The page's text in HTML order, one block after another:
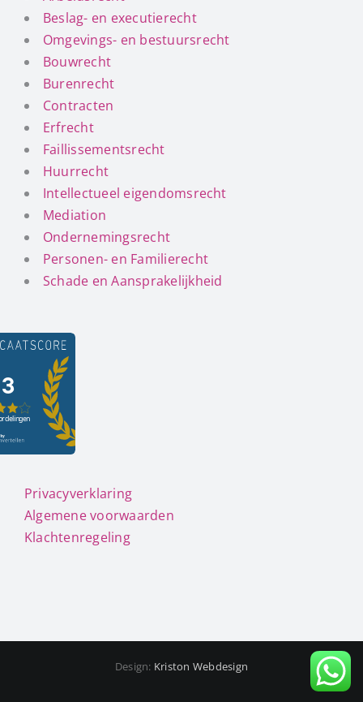
Beslag- en executierecht
Omgevings- en bestuursrecht
Bouwrecht
Burenrecht
Contracten
Erfrecht
Faillissementsrecht
Huurrecht
Intellectueel eigendomsrecht
Mediation
Ondernemingsrecht
Personen- en Familierecht
Schade en Aansprakelijkheid
Privacyverklaring
Algemene voorwaarden
Klachtenregeling
Design: Kriston Webdesign